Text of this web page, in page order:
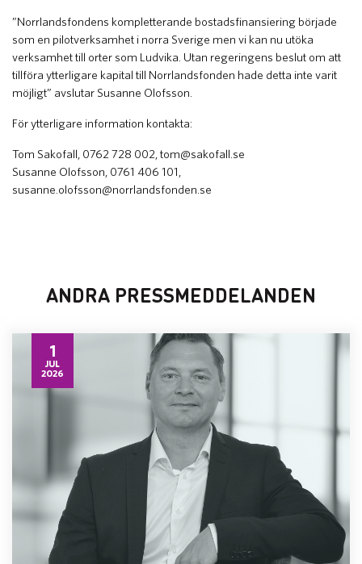
”Norrlandsfondens kompletterande bostadsfinansiering började
som en pilotverksamhet i norra Sverige men vi kan nu utöka
verksamhet till orter som Ludvika. Utan regeringens beslut om att
tillföra ytterligare kapital till Norrlandsfonden hade detta inte varit
möjligt” avslutar Susanne Olofsson.
För ytterligare information kontakta:
Tom Sakofall, 0762 728 002, tom@sakofall.se
Susanne Olofsson, 0761 406 101,
susanne.olofsson@norrlandsfonden.se
ANDRA PRESSMEDDELANDEN
1
JUL
2026